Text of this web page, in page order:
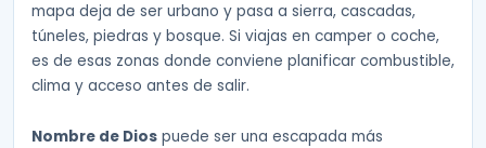
mapa deja de ser urbano y pasa a sierra, cascadas,
túneles, piedras y bosque. Si viajas en camper o coche,
es de esas zonas donde conviene planificar combustible,
clima y acceso antes de salir.
Nombre de Dios puede ser una escapada más